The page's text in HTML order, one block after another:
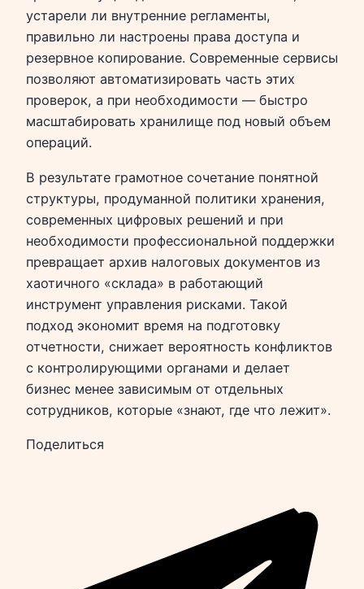
устарели ли внутренние регламенты,
правильно ли настроены права доступа и
резервное копирование. Современные сервисы
позволяют автоматизировать часть этих
проверок, а при необходимости — быстро
масштабировать хранилище под новый объем
операций.
В результате грамотное сочетание понятной
структуры, продуманной политики хранения,
современных цифровых решений и при
необходимости профессиональной поддержки
превращает архив налоговых документов из
хаотичного «склада» в работающий
инструмент управления рисками. Такой
подход экономит время на подготовку
отчетности, снижает вероятность конфликтов
с контролирующими органами и делает
бизнес менее зависимым от отдельных
сотрудников, которые «знают, где что лежит».
Поделиться